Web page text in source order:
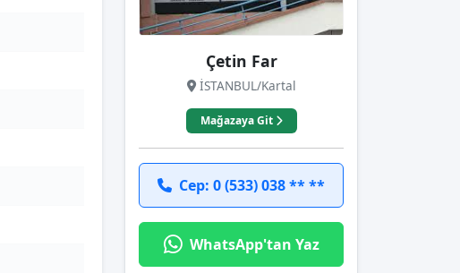
Çetin Far
İSTANBUL/Kartal
Mağazaya Git
Cep: 0 (533) 038 ** **
WhatsApp'tan Yaz